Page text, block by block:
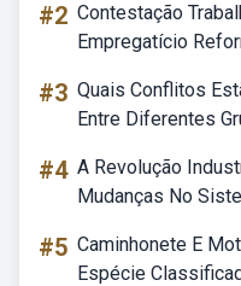
#2 Contestação
Empregatício
#3 Quais Conflitos
Entre Diferentes
#4 A Revolução
Mudanças No
#5 Caminhonete E
Espécie